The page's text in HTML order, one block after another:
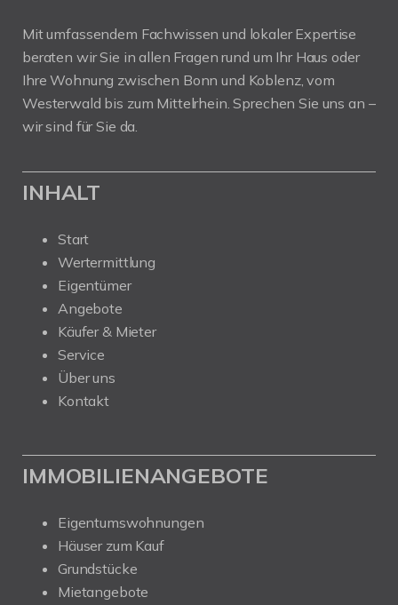
Mit umfassendem Fachwissen und lokaler Expertise
beraten wir Sie in allen Fragen rund um Ihr Haus oder
Ihre Wohnung zwischen Bonn und Koblenz, vom
Westerwald bis zum Mittelrhein. Sprechen Sie uns an –
wir sind für Sie da.
INHALT
Start
Wertermittlung
Eigentümer
Angebote
Käufer & Mieter
Service
Über uns
Kontakt
IMMOBILIENANGEBOTE
Eigentumswohnungen
Häuser zum Kauf
Grundstücke
Mietangebote